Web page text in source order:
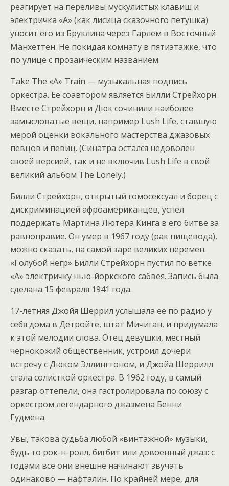
реагирует на переливы мускулистых клавиш и
электричка «А» (как лисица сказочного петушка)
уносит его из Бруклина через Гарлем в Восточный
Манхеттен. Не покидая комнату в пятиэтажке, что
по улице с прозаическим названием.
Take The «A» Train — музыкальная подпись
оркестра. Её соавтором является Билли Стрейхорн.
Вместе Стрейхорн и Дюк сочинили наиболее
замысловатые вещи, например Lush Life, ставшую
мерой оценки вокального мастерства джазовых
певцов и певиц. (Синатра остался недоволен
своей версией, так и не включив Lush Life в свой
великий альбом The Lonely.)
Билли Стрейхорн, открытый гомосексуал и борец с
дискриминацией афроамериканцев, успел
поддержать Мартина Лютера Кинга в его битве за
равноправие. Он умер в 1967 году (рак пищевода),
можно сказать, на самой заре великих перемен.
«Голубой негр» Билли Стрейхорн пустил по ветке
«А» электричку нью-йоркского сабвея. Запись была
сделана 15 февраля 1941 года.
17-летняя Джойя Шеррил услышала её по радио у
себя дома в Детройте, штат Мичиган, и придумала
к этой мелодии слова. Отец девушки, местный
чернокожий общественник, устроил дочери
встречу с Дюком Эллингтоном, и Джойа Шеррилл
стала солисткой оркестра. В 1962 году, в самый
разгар оттепели, она гастролировала по союзу с
оркестром легендарного джазмена Бенни
Гудмена.
Увы, такова судьба любой «винтажной» музыки,
будь то рок-н-ролл, бигбит или довоенный джаз: с
годами все они внешне начинают звучать
одинаково — нафталин. По крайней мере, для